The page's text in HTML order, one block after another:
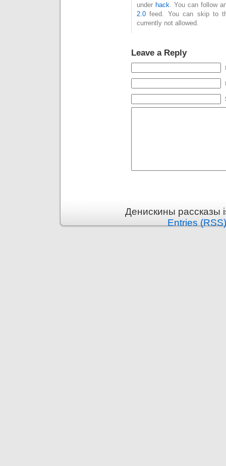
under hack . You can follow
2.0 feed. You can skip to
currently not allowed.
Leave a Reply
Денискины рассказы
Entries (RSS)